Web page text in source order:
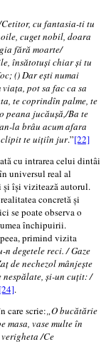
cu fantasia-ti tu
cuget nobil, doara
fără moarte/
însătotuși chiar și tu
() Dar ești numai
pot sa fac ca sa
te coprindîn palme, te
peana jucăușă,/Ba te
la brâu acum afara
clipit te uițiîn jur.”[22]
cu intrarea celui dintâi
universul real al
și își vizitează autorul.
concretă și
se poate observa o
închipuirii.
primind vizita
degetele reci. / Gaze
de nechezol mânjeşte
nespălate, și-un cuţit: /
[24].
care scrie:„O bucătărie
masa, vase multe în
/Ce